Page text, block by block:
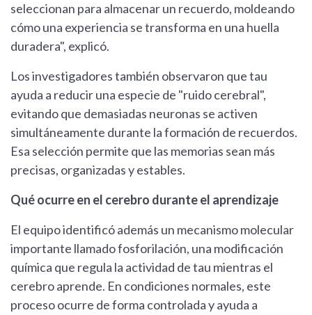
seleccionan para almacenar un recuerdo, moldeando
cómo una experiencia se transforma en una huella
duradera", explicó.
Los investigadores también observaron que tau
ayuda a reducir una especie de "ruido cerebral",
evitando que demasiadas neuronas se activen
simultáneamente durante la formación de recuerdos.
Esa selección permite que las memorias sean más
precisas, organizadas y estables.
Qué ocurre en el cerebro durante el aprendizaje
El equipo identificó además un mecanismo molecular
importante llamado fosforilación, una modificación
química que regula la actividad de tau mientras el
cerebro aprende. En condiciones normales, este
proceso ocurre de forma controlada y ayuda a